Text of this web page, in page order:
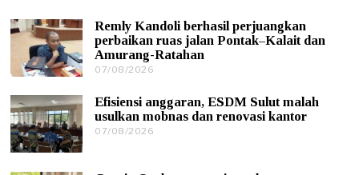
0
8
/
6
Remly Kandoli berhasil perjuangkan
perbaikan ruas jalan Pontak–Kalait dan
Amurang-Ratahan
07/08/2026
0
8
Efisiensi anggaran, ESDM Sulut malah
usulkan mobnas dan renovasi kantor
07/08/2026